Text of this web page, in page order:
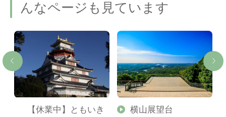
んなページも見ています
【休業中】ともいき
横山展望台